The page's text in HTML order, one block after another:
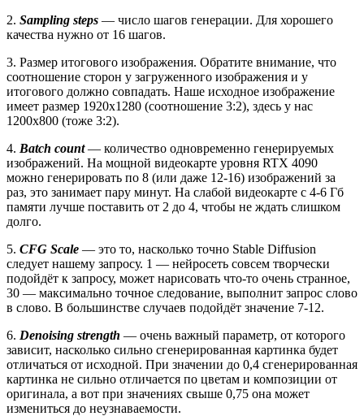
2. Sampling steps — число шагов генерации. Для хорошего
качества нужно от 16 шагов.
3. Размер итогового изображения. Обратите внимание, что
соотношение сторон у загруженного изображения и у
итогового должно совпадать. Наше исходное изображение
имеет размер 1920х1280 (соотношение 3:2), здесь у нас
1200х800 (тоже 3:2).
4. Batch count— количество одновременно генерируемых
изображений. На мощной видеокарте уровня RTX 4090
можно генерировать по 8 (или даже 12-16) изображений за
раз, это занимает пару минут. На слабой видеокарте с 4-6 Гб
памяти лучше поставить от 2 до 4, чтобы не ждать слишком
долго.
5. CFG Scale — это то, насколько точно Stable Diffusion
следует нашему запросу. 1 — нейросеть совсем творчески
подойдёт к запросу, может нарисовать что-то очень странное,
30 — максимально точное следование, выполнит запрос слово
в слово. В большинстве случаев подойдёт значение 7-12.
6. Denoising strength — очень важный параметр, от которого
зависит, насколько сильно сгенерированная картинка будет
отличаться от исходной. При значении до 0,4 сгенерированная
картинка не сильно отличается по цветам и композиции от
оригинала, а вот при значениях свыше 0,75 она может
измениться до неузнаваемости.